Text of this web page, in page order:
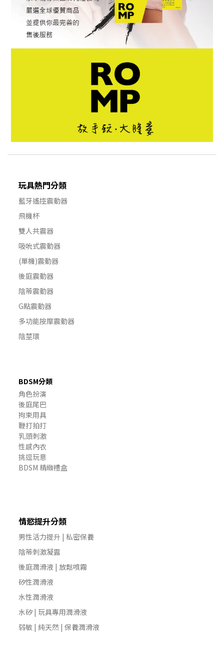
玩具熱門分類
藍牙遙控震動器
飛機杯
雙人共震器
吸吮式震動器
(單機)震動器
後庭震動器
陰蒂震動器
G點震動器
多功能按摩震動器
陰莖環
BDSM分類
角色扮演
後庭尾巴
拘束用具
鞭打拍打
乳頭刺激
性感內衣
挑逗玩意
BDSM 精緻禮盒
情慾提升分類
男性活力提升 | 私密保養
陰蒂刺激凝露
後庭潤滑液 | 放鬆噴霧
矽性潤滑液
水性潤滑液
水矽 | 玩具專用潤滑液
弱敏 | 純天然 | 保養潤滑液